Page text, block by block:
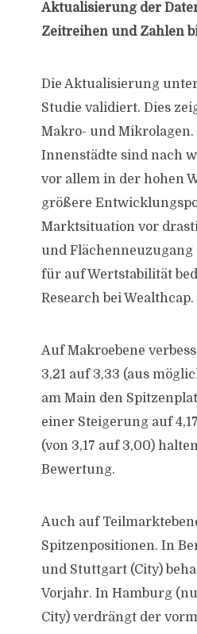
Aktualisierung der
Zeitreihen und Zahlen
Die Aktualisierung
Studie validiert. Dies
Makro- und Mikrolagen.
Innenstädte sind nach
vor allem in der hohen
größere
Marktsituation vor
und
für auf Wertstabilität
Research bei Wealthcap.
Auf Makroebene
3,21 auf 3,33 (aus
am Main den
einer Steigerung auf
(von 3,17 auf 3,00)
Bewertung.
Auch auf
Spitzenpositionen. In
und Stuttgart (City)
Vorjahr. In Hamburg
City) verdrängt der